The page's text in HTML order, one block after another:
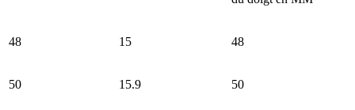
48 15 48
50 15.9 50